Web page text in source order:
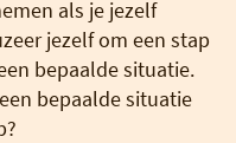
als je jezelf
jezelf om een stap
bepaalde situatie.
bepaalde situatie